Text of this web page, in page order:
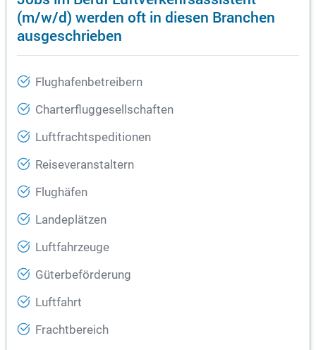
(m/w/d) werden oft in diesen Branchen
ausgeschrieben
Flughafenbetreibern
Charterfluggesellschaften
Luftfrachtspeditionen
Reiseveranstaltern
Flughäfen
Landeplätzen
Luftfahrzeuge
Güterbeförderung
Luftfahrt
Frachtbereich